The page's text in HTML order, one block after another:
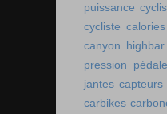
puissance
cycliste
canyon highbar
pression pédale
jantes
carbikes